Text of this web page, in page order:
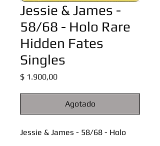
Jessie & James -
58/68 - Holo Rare
Hidden Fates
Singles
$ 1.900,00Precio
Agotado
Jessie & James - 58/68 - Holo